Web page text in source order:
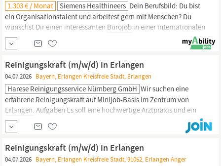
1.303 € / Monat Siemens Healthineers Dein Berufsbild: Du bist
ein Organisationstalent und arbeitest gern mit Menschen? Du
wünschst Dir einen interessanten Bürojob in einer internationalen
Firma? Dann mach bei uns die Ausbildung zum Kaufmann
(w/m/d) fürBüromanagement!
Schreibtisch, deine wichtigsten Werkzeuge sind Telefon und
Laptop.
Reinigungskraft (m/w/d) in Erlangen
04.07.2026 Bayern, Erlangen Kreisfreie Stadt, Erlangen
Harese Reinigungsservice Nürnberg GmbH Wir suchen eine
erfahrene Reinigungskraft auf Minijob-Basis im Zentrum von
Erlangen. Aufgaben Es soll eine hochwertige Arztpraxis und ein
modernes
Büro gereinigt werden. - Wann soll gereinigt werden?
Arztpraxis Montag: 19:30 Uhr - 21:30 Uhr (2 Stunden) Arztpraxis
Dienstag: 19:30 Uhr - 21:00 Uhr (1,5 Stunden)
Reinigungskraft (m/w/d) in Erlangen
04.07.2026 Bayern, Erlangen Kreisfreie Stadt, 91052, Erlangen Anger